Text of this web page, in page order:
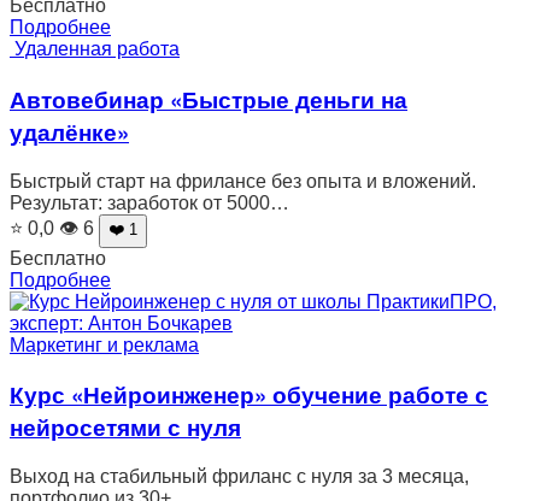
Бесплатно
Подробнее
Удаленная работа
Автовебинар «Быстрые деньги на
удалёнке»
Быстрый старт на фрилансе без опыта и вложений.
Результат: заработок от 5000…
⭐ 0,0 👁 6 ❤️ 1
Бесплатно
Подробнее
Маркетинг и реклама
Курс «Нейроинженер» обучение работе с
нейросетями с нуля
Выход на стабильный фриланс с нуля за 3 месяца,